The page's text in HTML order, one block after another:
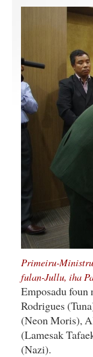
Primeiru-Ministru
fulan-Jullu, iha
Emposadu foun
Rodrigues
(Neon Moris),
(Lamesak
(Nazi).